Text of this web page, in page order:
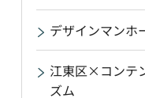
デザインマンホ
江東区×コンテ
ズム